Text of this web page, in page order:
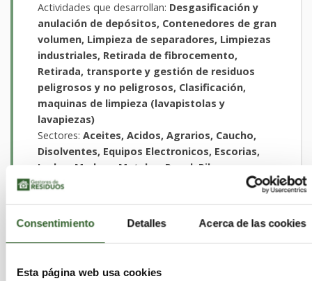
Consentimiento Detalles Acerca de las cookies
Esta página web usa cookies
Actividades que desarrollan: Desgasificación y
anulación de depósitos, Contenedores de gran
volumen, Limpieza de separadores, Limpiezas
industriales, Retirada de fibrocemento,
Retirada, transporte y gestión de residuos
peligrosos y no peligrosos, Clasificación,
maquinas de limpieza (lavapistolas y
lavapiezas)
Sectores: Aceites, Acidos, Agrarios, Caucho,
Disolventes, Equipos Electronicos, Escorias,
Lodos, Madera, Metales, Papel, Pilas,
Plasticos, Quimicos, RCD, Sanitarios, Suelos